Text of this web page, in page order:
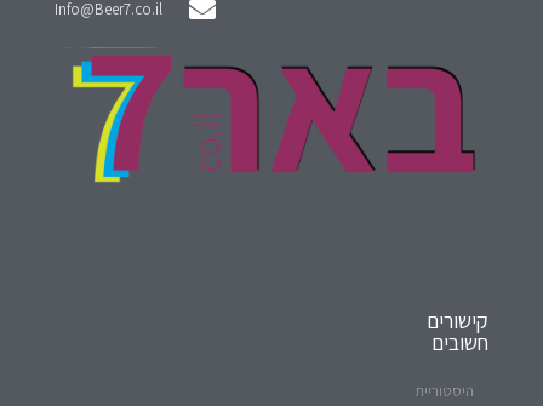
Info@Beer7.co.il
קישורים
חשובים
היסטוריית